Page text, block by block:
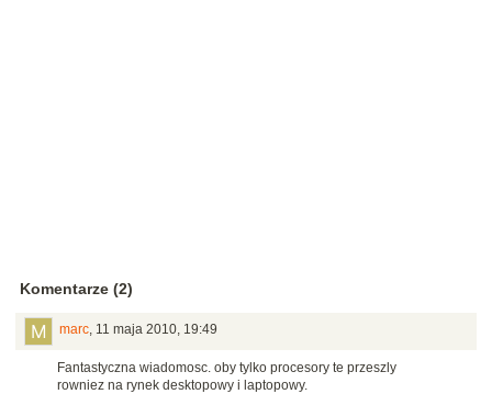
Komentarze (2)
marc 11 maja 2010, 19:49
Fantastyczna wiadomosc. oby tylko procesory te przeszly
rowniez na rynek desktopowy i laptopowy.